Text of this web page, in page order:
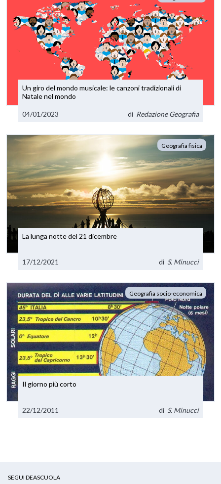
Un giro del mondo musicale: le canzoni tradizionali di
Natale nel mondo
04/01/2023 di Redazione Geografia
Geografia fisica
La lunga notte del 21 dicembre
17/12/2021 di S. Minucci
Geografia socio-economica
Il giorno più corto
22/12/2011 di S. Minucci
SEGUI DEASCUOLA